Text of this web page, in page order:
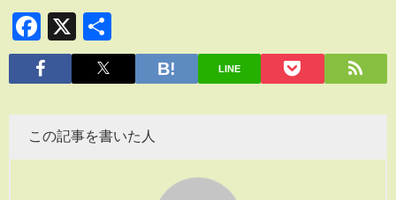
Facebook
X
有
LINE
この記事を書いた人